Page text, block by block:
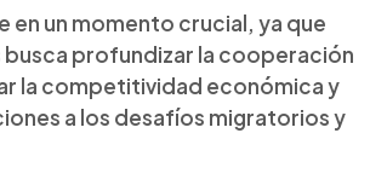
en un momento crucial, ya que
busca profundizar la cooperación
la competitividad económica y
a los desafíos migratorios y